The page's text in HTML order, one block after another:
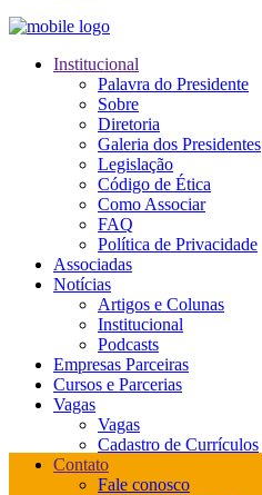
Institucional
Palavra do Presidente
Sobre
Diretoria
Galeria dos Presidentes
Legislação
Código de Ética
Como Associar
FAQ
Política de Privacidade
Associadas
Notícias
Artigos e Colunas
Institucional
Podcasts
Empresas Parceiras
Cursos e Parcerias
Vagas
Vagas
Cadastro de Currículos
Contato
Fale conosco